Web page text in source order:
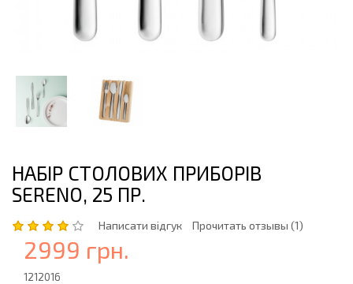
НАБІР СТОЛОВИХ ПРИБОРІВ
SERENO, 25 ПР.
Написати відгук Прочитать отзывы (1)
2999 грн.
1212016